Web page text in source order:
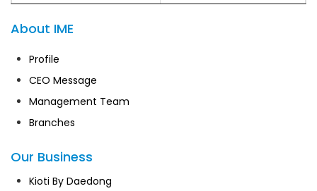
About IME
Profile
CEO Message
Management Team
Branches
Our Business
Kioti By Daedong